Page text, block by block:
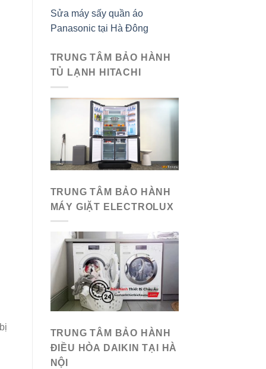
Sửa máy sấy quần áo
Panasonic tại Hà Đông
TRUNG TÂM BẢO HÀNH
TỦ LẠNH HITACHI
TRUNG TÂM BẢO HÀNH
MÁY GIẶT ELECTROLUX
TRUNG TÂM BẢO HÀNH
ĐIỀU HÒA DAIKIN TẠI HÀ
NỘI